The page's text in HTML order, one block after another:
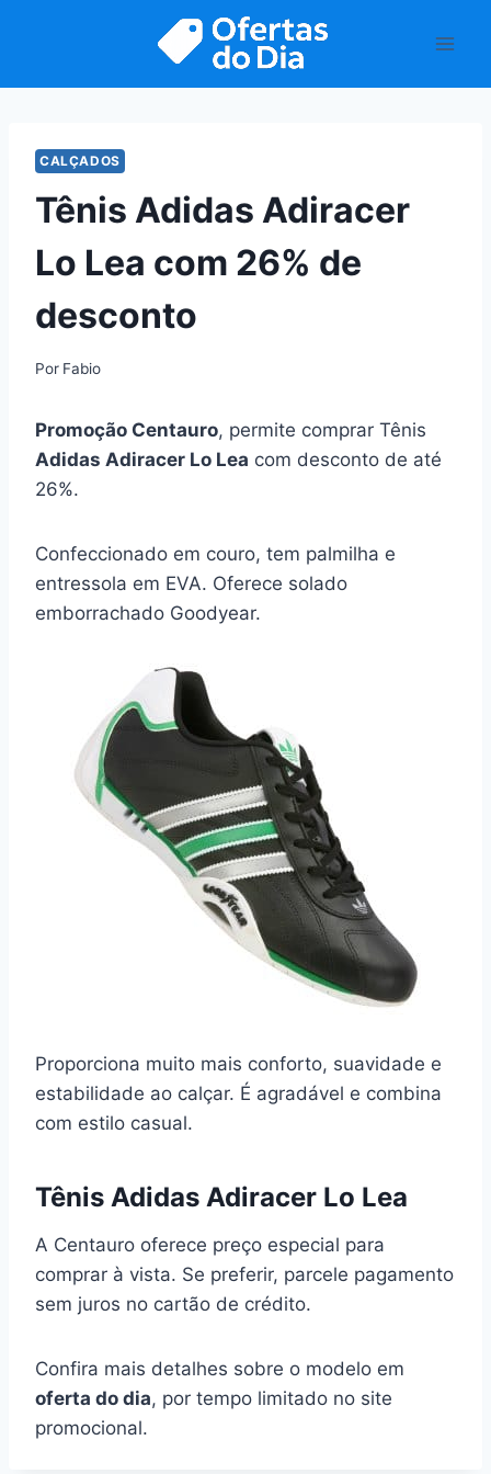
CALÇADOS
Tênis Adidas Adiracer
Lo Lea com 26% de
desconto
Por Fabio
Promoção Centauro, permite comprar Tênis
Adidas Adiracer Lo Lea com desconto de até
26%.
Confeccionado em couro, tem palmilha e
entressola em EVA. Oferece solado
emborrachado Goodyear.
Proporciona muito mais conforto, suavidade e
estabilidade ao calçar. É agradável e combina
com estilo casual.
Tênis Adidas Adiracer Lo Lea
A Centauro oferece preço especial para
comprar à vista. Se preferir, parcele pagamento
sem juros no cartão de crédito.
Confira mais detalhes sobre o modelo em
oferta do dia, por tempo limitado no site
promocional.